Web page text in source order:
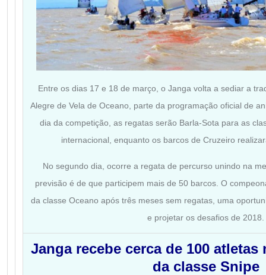
Entre os dias 17 e 18 de março, o Janga volta a sediar a
Alegre de Vela de Oceano, parte da programação oficial de
dia da competição, as regatas serão Barla-Sota para as
internacional, enquanto os barcos de Cruzeiro
No segundo dia, ocorre a regata de percurso unindo na
previsão é de que participem mais de 50 barcos. O
da classe Oceano após três meses sem regatas, uma
e projetar os desafios de 2018.
Janga recebe cerca de 100
da classe Snipe